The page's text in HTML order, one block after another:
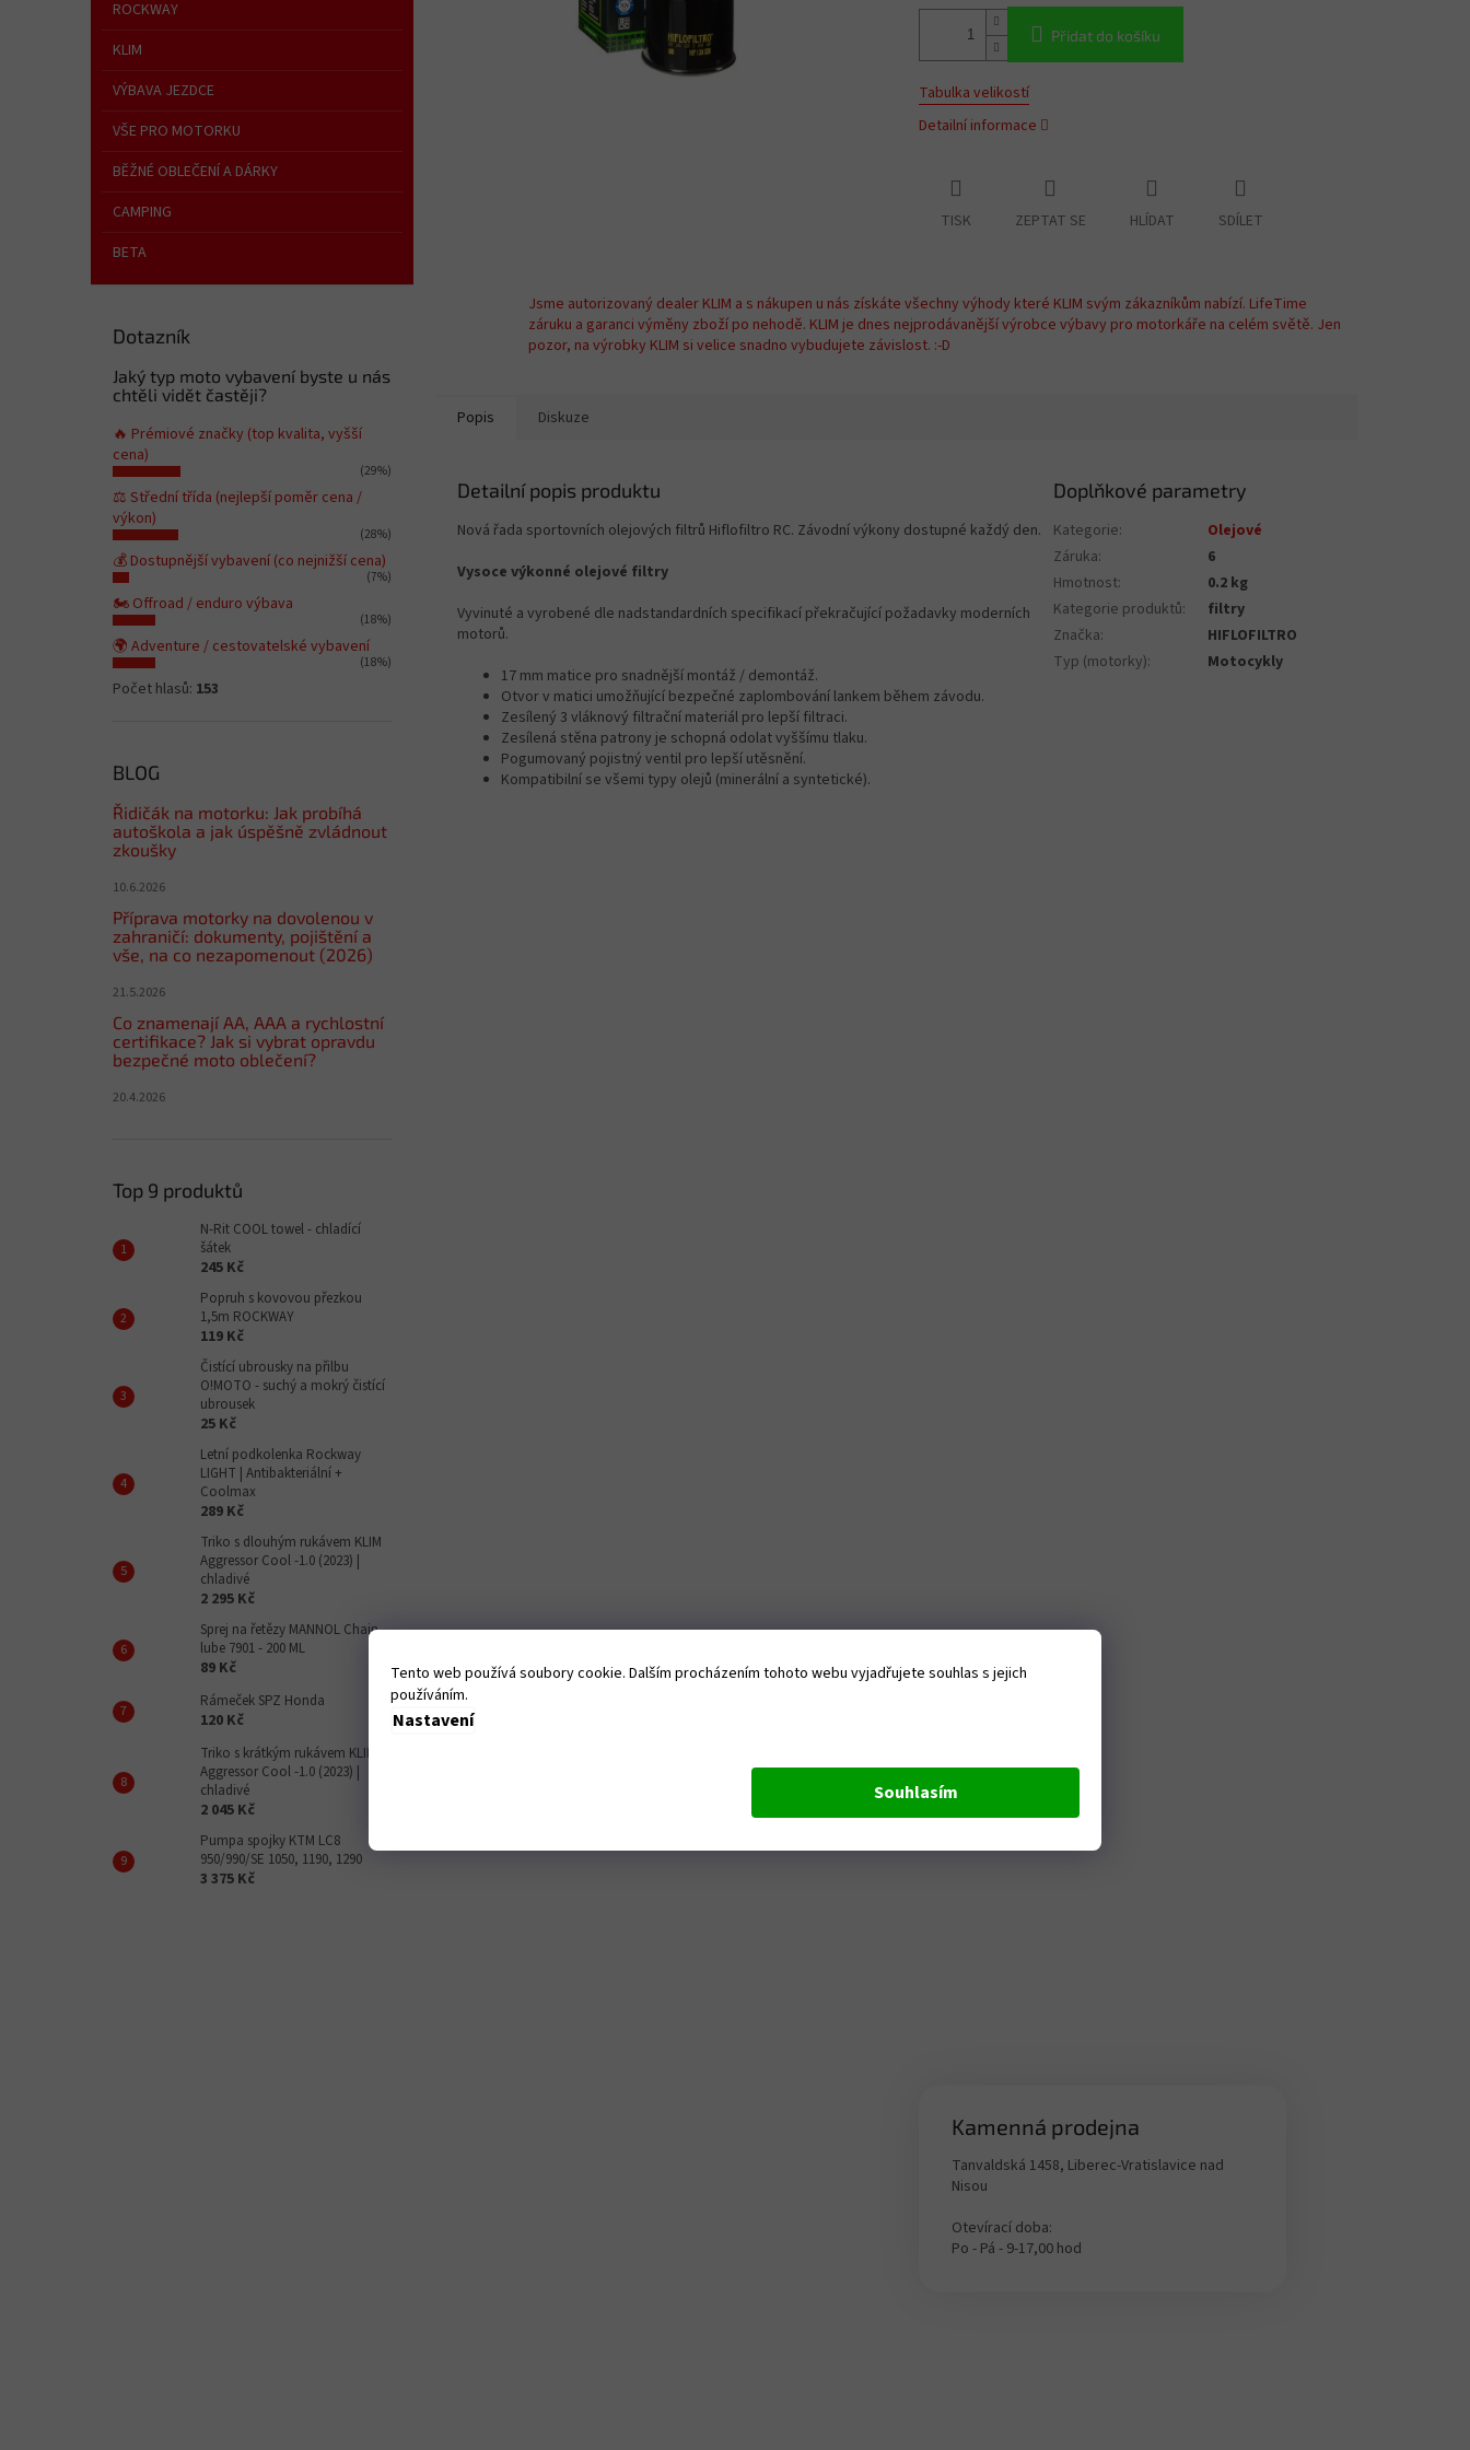
Tento web používá soubory cookie. Dalším procházením tohoto webu vyjadřujete souhlas s jejich
používáním.
Nastavení
Souhlasím
ROCKWAY
KLIM
VÝBAVA JEZDCE
VŠE PRO MOTORKU
BĚŽNÉ OBLEČENÍ A DÁRKY
CAMPING
BETA
Dotazník
Jaký typ moto vybavení byste u nás
chtěli vidět častěji?
🔥 Prémiové značky (top kvalita, vyšší
cena)
(29%)
⚖️ Střední třída (nejlepší poměr cena /
výkon)
(28%)
💰 Dostupnější vybavení (co nejnižší cena)
(7%)
🏍️ Offroad / enduro výbava
(18%)
🌍 Adventure / cestovatelské vybavení
(18%)
Počet hlasů: 153
BLOG
Řidičák na motorku: Jak probíhá
autoškola a jak úspěšně zvládnout
zkoušky
10.6.2026
Příprava motorky na dovolenou v
zahraničí: dokumenty, pojištění a
vše, na co nezapomenout (2026)
21.5.2026
Co znamenají AA, AAA a rychlostní
certifikace? Jak si vybrat opravdu
bezpečné moto oblečení?
20.4.2026
Top 9 produktů
N-Rit COOL towel - chladící
šátek
245 Kč
Popruh s kovovou přezkou
1,5m ROCKWAY
119 Kč
Čistící ubrousky na přilbu
O!MOTO - suchý a mokrý čistící
ubrousek
25 Kč
Letní podkolenka Rockway
LIGHT | Antibakteriální +
Coolmax
289 Kč
Triko s dlouhým rukávem KLIM
Aggressor Cool -1.0 (2023) |
chladivé
2 295 Kč
Sprej na řetězy MANNOL Chain
lube 7901 - 200 ML
89 Kč
Rámeček SPZ Honda
120 Kč
Triko s krátkým rukávem KLIM
Aggressor Cool -1.0 (2023) |
chladivé
2 045 Kč
Pumpa spojky KTM LC8
950/990/SE 1050, 1190, 1290
3 375 Kč
Přidat do košíku
Tabulka velikostí
Detailní informace
TISK ZEPTAT SE HLÍDAT SDÍLET
Jsme autorizovaný dealer KLIM a s nákupen u nás získáte všechny výhody které KLIM svým zákazníkům nabízí. LifeTime
záruku a garanci výměny zboží po nehodě. KLIM je dnes nejprodávanější výrobce výbavy pro motorkáře na celém světě. Jen
pozor, na výrobky KLIM si velice snadno vybudujete závislost. :-D
Popis Diskuze
Detailní popis produktu
Nová řada sportovních olejových filtrů Hiflofiltro RC. Závodní výkony dostupné každý den.
Vysoce výkonné olejové filtry
Vyvinuté a vyrobené dle nadstandardních specifikací překračující požadavky moderních
motorů.
17 mm matice pro snadnější montáž / demontáž.
Otvor v matici umožňující bezpečné zaplombování lankem během závodu.
Zesílený 3 vláknový filtrační materiál pro lepší filtraci.
Zesílená stěna patrony je schopná odolat vyššímu tlaku.
Pogumovaný pojistný ventil pro lepší utěsnění.
Kompatibilní se všemi typy olejů (minerální a syntetické).
Doplňkové parametry
Kategorie:
Olejové
Záruka:
6
Hmotnost:
0.2 kg
Kategorie produktů:
filtry
Značka:
HIFLOFILTRO
Typ (motorky): Motocykly
Kamenná prodejna
Tanvaldská 1458, Liberec-Vratislavice nad
Nisou
Otevírací doba:
Po - Pá - 9-17,00 hod